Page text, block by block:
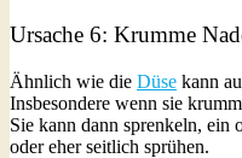
Ursache 6: Krumme
Ähnlich wie die Düse kann
Insbesondere wenn sie
Sie kann dann sprenkeln, ein
oder eher seitlich sprühen.